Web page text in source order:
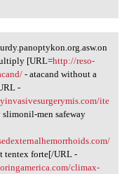
[URL=http://reso-
- atacand without a
-
ite
men safeway
tentex forte[/URL -
climax-